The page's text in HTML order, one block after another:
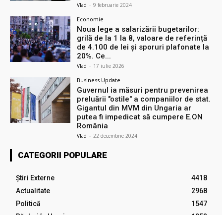
Vlad - 9 februarie 2024
Economie
Noua lege a salarizării bugetarilor:
grilă de la 1 la 8, valoare de referință
de 4.100 de lei și sporuri plafonate la
20%. Ce...
Vlad - 17 iulie 2026
Business Update
Guvernul ia măsuri pentru prevenirea
preluării ″ostile″ a companiilor de stat.
Gigantul din MVM din Ungaria ar
putea fi impedicat să cumpere E.ON
România
Vlad - 22 decembrie 2024
CATEGORII POPULARE
Știri Externe
4418
Actualitate
2968
Politică
1547